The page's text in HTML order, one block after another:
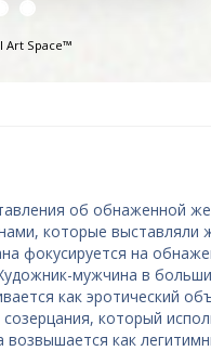
Art Space™
об обнаженной
которые выставляли
фокусируется на
мужчина в
как эротический
который
как